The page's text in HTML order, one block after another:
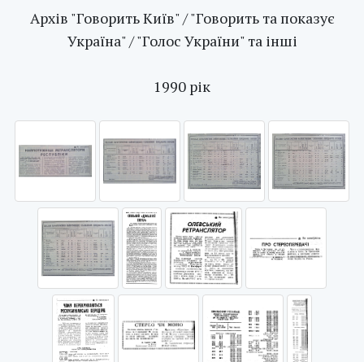
Архів "Говорить Київ" / "Говорить та показує
Україна" / "Голос України" та інші
1990 рік